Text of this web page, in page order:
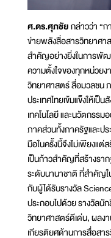
ศ.ดร.ศุภชัยกล่าวว่า “ก
ข่ายพลังสื่อสารวิทยาศาส
สำคัญอย่างยิ่งในการพัฒ
ความตั้งใจของทุกหน่วย
วิทยาศาสตร์ สื่อมวลชน
ประเทศไทยเข้มแข็งให้เ
เทคโนโลยี และนวัตกรรม
ภาคส่วนทั้งภาครัฐและป
มือในครั้งนี้จึงไม่เพียงแต่
เป็นก้าวสำคัญที่สร้างรา
ระดับนานาชาติ ที่สำคัญ
กับผู้ได้รับรางวัล
ประกอบไปด้วย รางวัลนั
วิทยาศาสตร์ดีเด่น, ผลง
เกียรติยศด้านการสื่อสา